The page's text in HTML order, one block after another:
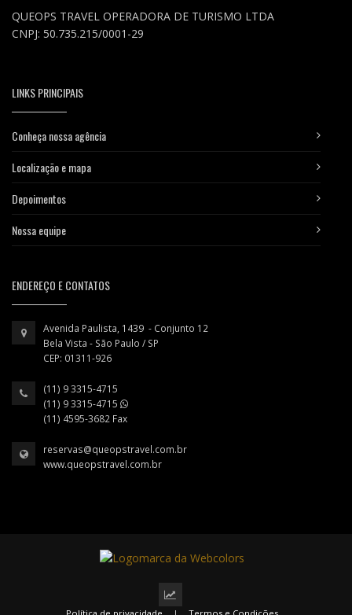
QUEOPS TRAVEL OPERADORA DE TURISMO LTDA
CNPJ: 50.735.215/0001-29
LINKS PRINCIPAIS
Conheça nossa agência
Localização e mapa
Depoimentos
Nossa equipe
ENDEREÇO E CONTATOS
Avenida Paulista, 1439 - Conjunto 12
Bela Vista - São Paulo / SP
CEP: 01311-926
(11) 9 3315-4715
(11) 9 3315-4715
(11) 4595-3682 Fax
reservas@queopstravel.com.br
www.queopstravel.com.br